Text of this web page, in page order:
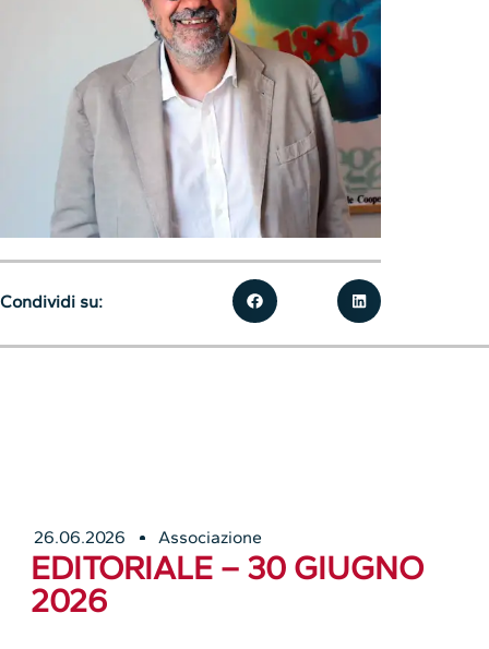
26.06.2026 Associazione
EDITORIALE – 30 GIUGNO
2026
Condividi su: